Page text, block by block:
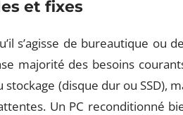
et fixes
s’agisse de bureautique ou
majorité des besoins
stockage (disque dur ou SSD),
Un PC reconditionné